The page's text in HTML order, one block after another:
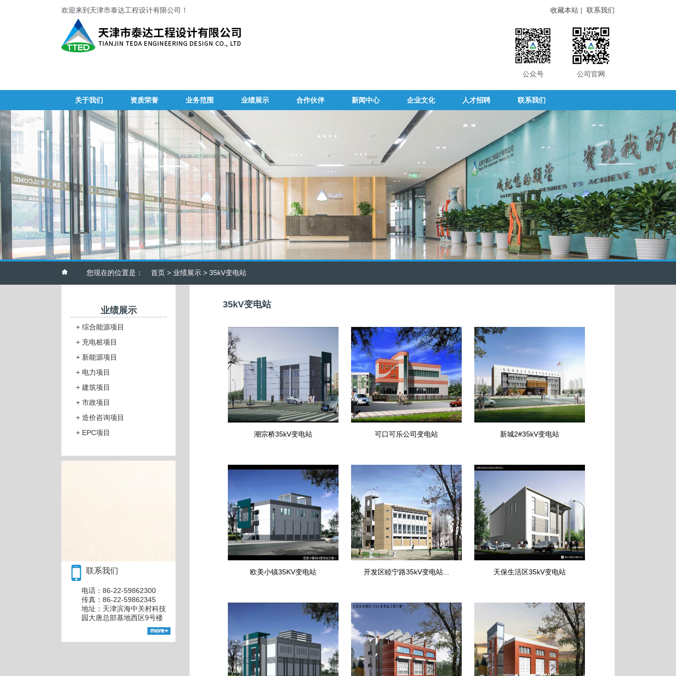
欢迎来到天津市泰达工程设计有限公司！ 收藏本站 | 联系我们
公众号 公司官网
关于我们 资质荣誉 业务范围 业绩展示 合作伙伴 新闻中心 企业文化 人才招聘 联系我们
您现在的位置是： 首页 > 业绩展示 > 35kV变电站
业绩展示
+综合能源项目
+充电桩项目
+新能源项目
+电力项目
+建筑项目
+市政项目
+造价咨询项目
+EPC项目
联系我们
电话：86-22-59862300
传真：86-22-59862345
地址：天津滨海中关村科技
园大唐总部基地西区9号楼
35kV变电站
潮宗桥35kV变电站 可口可乐公司变电站 新城2#35kV变电站
欧美小镇35KV变电站 开发区睦宁路35kV变电站... 天保生活区35kV变电站